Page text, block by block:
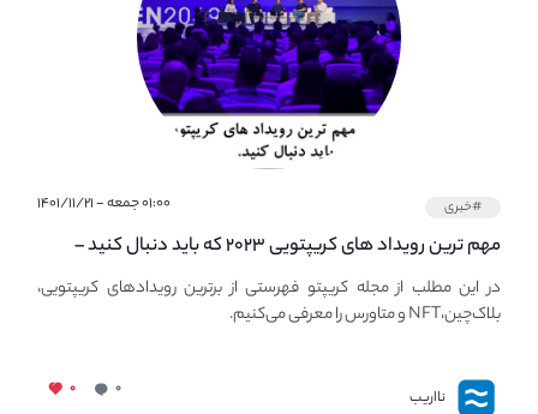
#خبری ۰۱:۰۰ جمعه - ۱۴۰۱/۱۱/۲۱
مهم ترین رویداد های کریپتویی ۲۰۲۳ که باید دنبال کنید –
معرفی بهترین رویداد های جهانی
در این مطلب از مجله کریپتو فهرستی از برترین رویدادهای کریپتویی،
بلاک‌چین،NFT و متاورس را معرفی می‌کنیم.
نااریب ۰ ۰